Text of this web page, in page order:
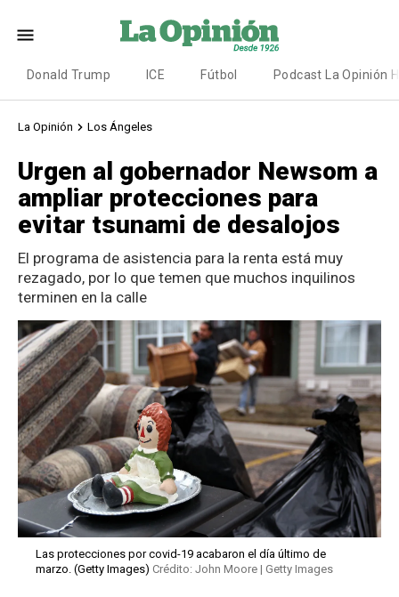
Donald Trump ICE Fútbol Podcast La Opinión
La Opinión Los Ángeles
Urgen al gobernador Newsom a
ampliar protecciones para
evitar tsunami de desalojos
El programa de asistencia para la renta está muy
rezagado, por lo que temen que muchos inquilinos
terminen en la calle
Las protecciones por covid-19 acabaron el día último de
marzo. (Getty Images) Crédito: John Moore | Getty Images